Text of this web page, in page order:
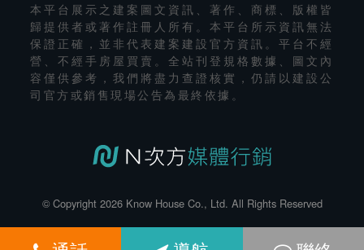
本平台展示之建案圖文資訊、著作、商標、版權皆
歸提供者或著作註冊人所有。本平台所示資訊無法
保證正確，並非代表建案建設官方資訊。平台不經
營、不經手房屋買賣。全站刊登規格數據、圖文內
容僅供參考，我們將盡力查證核實，仍請以建設公
司官方或銷售現場公告為最終依據。
© Copyright 2026 Know House Co., Ltd. All Rights Reserved